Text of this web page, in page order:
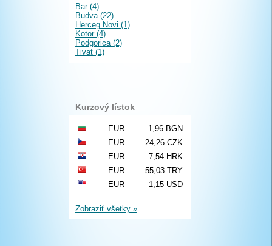
Bar (4)
Budva (22)
Herceg Novi (1)
Kotor (4)
Podgorica (2)
Tivat (1)
Kurzový lístok
EUR
1,96 BGN
EUR
24,26 CZK
EUR
7,54 HRK
EUR
55,03 TRY
EUR
1,15 USD
Zobraziť všetky »